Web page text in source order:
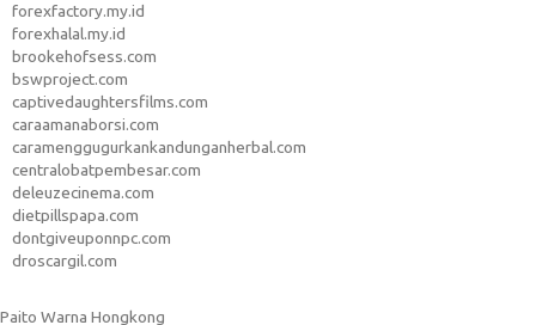
forexfactory.my.id
forexhalal.my.id
brookehofsess.com
bswproject.com
captivedaughtersfilms.com
caraamanaborsi.com
caramenggugurkankandunganherbal.com
centralobatpembesar.com
deleuzecinema.com
dietpillspapa.com
dontgiveuponnpc.com
droscargil.com
Paito Warna Hongkong